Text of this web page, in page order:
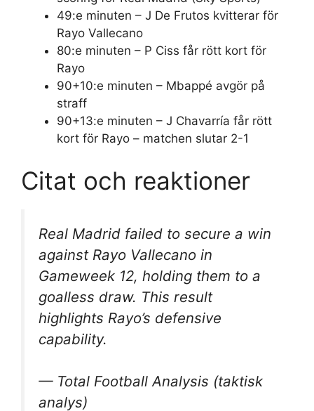
49:e minuten – J De Frutos kvitterar för
Rayo Vallecano
80:e minuten – P Ciss får rött kort för
Rayo
90+10:e minuten – Mbappé avgör på
straff
90+13:e minuten – J Chavarría får rött
kort för Rayo – matchen slutar 2-1
Citat och reaktioner
Real Madrid failed to secure a win
against Rayo Vallecano in
Gameweek 12, holding them to a
goalless draw. This result
highlights Rayo’s defensive
capability.
— Total Football Analysis (taktisk
analys)